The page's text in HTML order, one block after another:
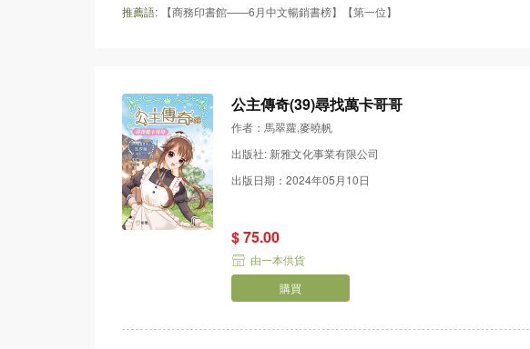
推薦語: 【商務印書館——6月中文暢銷書榜】【第一位】
公主傳奇(39)尋找萬卡哥哥
作者：馬翠蘿,麥曉帆
出版社: 新雅文化事業有限公司
出版日期：2024年05月10日
$ 75.00
由一本供貨
購買